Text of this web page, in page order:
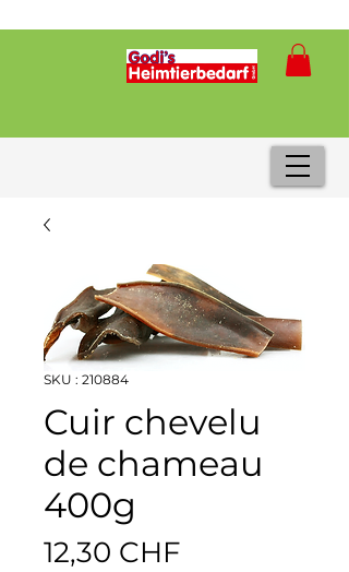
SKU : 210884
Cuir chevelu
de chameau
400g
12,30 CHFPrix